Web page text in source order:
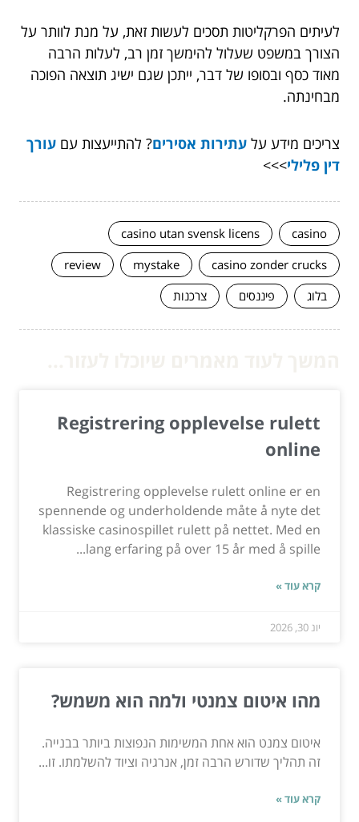
לעיתים הפרקליטות תסכים לעשות זאת, על מנת לוותר על
הצורך במשפט שעלול להימשך זמן רב, לעלות הרבה
מאוד כסף ובסופו של דבר, ייתכן שגם ישיג תוצאה הפוכה
מבחינתה.
צריכים מידע על עתירות אסירים? להתייעצות עם עורך
דין פלילי>>>
casino
casino utan svensk licens
casino zonder crucks
mystake
review
בלוג
פיננסים צרכנות
Registrering opplevelse rulett
online
Registrering opplevelse rulett online er en
spennende og underholdende måte å nyte det
klassiske casinospillet rulett på nettet. Med en
lang erfaring på over 15 år med å spille...
קרא עוד »
יונ 30, 2026
מהו איטום צמנטי ולמה הוא משמש?
איטום צמנט הוא אחת המשימות הנפוצות ביותר בבנייה.
זה תהליך שדורש הרבה זמן, אנרגיה וציוד להשלמתו. זו...
קרא עוד »